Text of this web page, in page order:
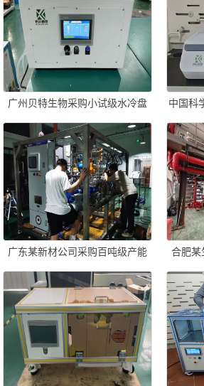
广州贝特生物采购小试级水冷盘
管式光催化反应器一套
中国科
广东某新材公司采购百吨级产能
动态管式反应器一套
合肥某
态